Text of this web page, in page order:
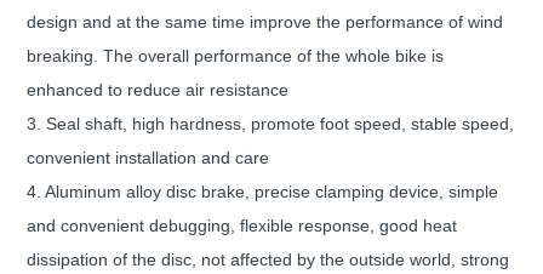
design and at the same time improve the performance of wind
breaking. The overall performance of the whole bike is
enhanced to reduce air resistance
3. Seal shaft, high hardness, promote foot speed, stable speed,
convenient installation and care
4. Aluminum alloy disc brake, precise clamping device, simple
and convenient debugging, flexible response, good heat
dissipation of the disc, not affected by the outside world, strong